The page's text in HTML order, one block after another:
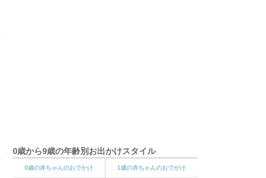
0歳から9歳の年齢別お出かけスタイル
0歳の赤ちゃんのおでかけ 1歳の赤ちゃんのおでかけ